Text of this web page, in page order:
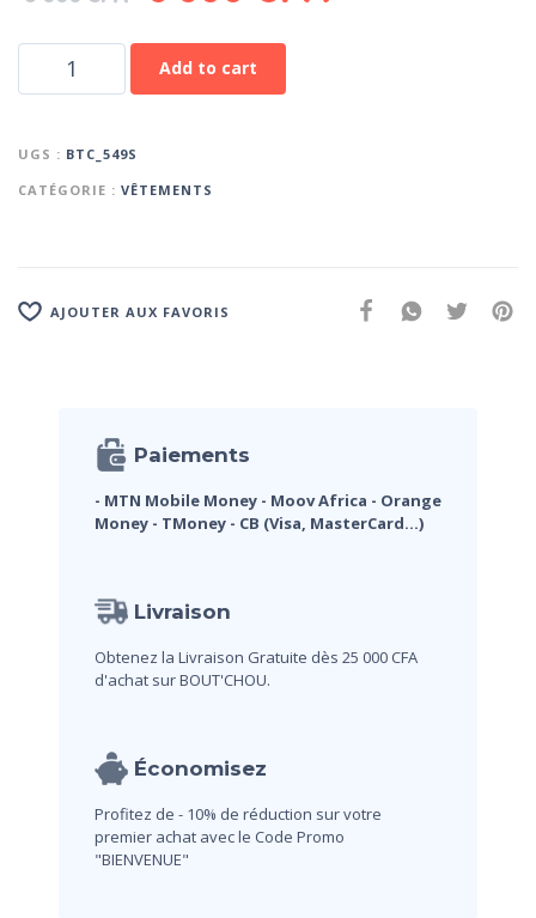
Add to cart
UGS : BTC_549S
CATÉGORIE : VÊTEMENTS
AJOUTER AUX FAVORIS
Paiements
- MTN Mobile Money - Moov Africa - Orange
Money - TMoney - CB (Visa, MasterCard...)
Livraison
Obtenez la Livraison Gratuite dès 25 000 CFA
d'achat sur BOUT'CHOU.
Économisez
Profitez de - 10% de réduction sur votre
premier achat avec le Code Promo
"BIENVENUE"